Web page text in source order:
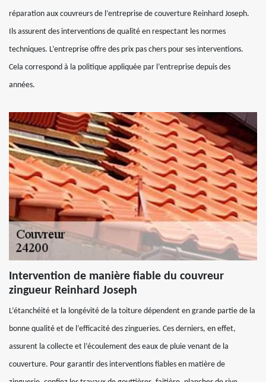
réparation aux couvreurs de l’entreprise de couverture Reinhard Joseph.
Ils assurent des interventions de qualité en respectant les normes
techniques. L’entreprise offre des prix pas chers pour ses interventions.
Cela correspond à la politique appliquée par l’entreprise depuis des
années.
Intervention de manière fiable du couvreur
zingueur Reinhard Joseph
L’étanchéité et la longévité de la toiture dépendent en grande partie de la
bonne qualité et de l’efficacité des zingueries. Ces derniers, en effet,
assurent la collecte et l’écoulement des eaux de pluie venant de la
couverture. Pour garantir des interventions fiables en matière de